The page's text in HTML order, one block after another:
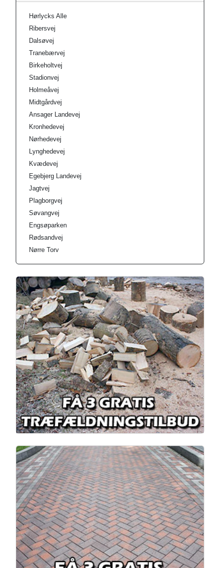
Hørlycks Alle
Ribersvej
Dalsøvej
Tranebærvej
Birkeholtvej
Stadionvej
Holmeåvej
Midtgårdvej
Ansager Landevej
Kronhedevej
Nørhedevej
Lynghedevej
Kvædevej
Egebjerg Landevej
Jagtvej
Plagborgvej
Søvangvej
Engsøparken
Rødsandvej
Nørre Torv